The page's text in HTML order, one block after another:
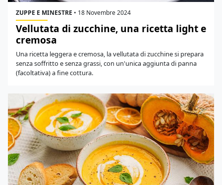
ZUPPE E MINESTRE • 18 Novembre 2024
Vellutata di zucchine, una ricetta light e
cremosa
Una ricetta leggera e cremosa, la vellutata di zucchine si prepara
senza soffritto e senza grassi, con un'unica aggiunta di panna
(facoltativa) a fine cottura.